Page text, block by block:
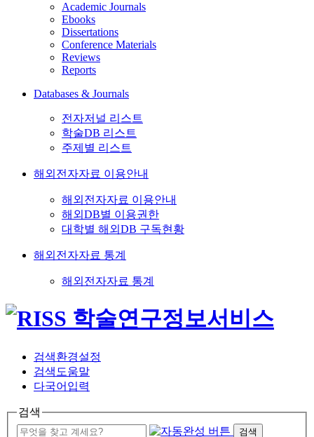
Academic Journals
Ebooks
Dissertations
Conference Materials
Reviews
Reports
Databases & Journals
전자저널 리스트
학술DB 리스트
주제별 리스트
해외전자자료 이용안내
해외전자자료 이용안내
해외DB별 이용권한
대학별 해외DB 구독현황
해외전자자료 통계
해외전자자료 통계
검색환경설정
검색도움말
다국어입력
검색
검색